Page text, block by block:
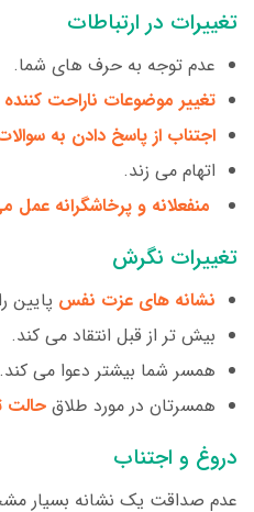
تغییرات در ارتباطات
عدم توجه به حرف های شما.
تغییر موضوعات ناراحت کننده
اجتناب از پاسخ دادن به
اتهام می زند.
منفعلانه و پرخاشگرانه عمل
تغییرات نگرش
نشانه های عزت نفس پایین
بیش تر از قبل انتقاد می کند.
همسر شما بیشتر دعوا می کند.
همسرتان در مورد طلاق حالت
دروغ و اجتناب
عدم صداقت یک نشانه بسیار